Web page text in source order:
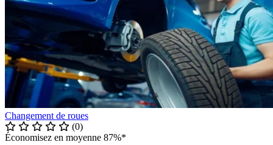
Changement de roues
(0)
Économisez en moyenne 87%*